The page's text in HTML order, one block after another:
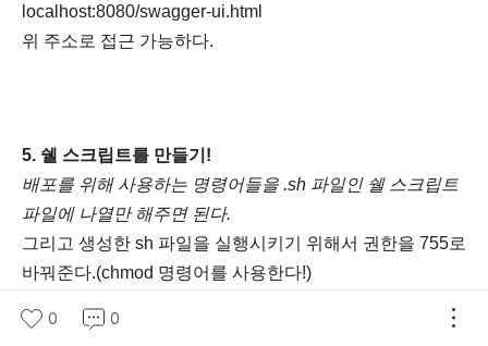
localhost:8080/swagger-ui.html
위 주소로 접근 가능하다.
5. 쉘 스크립트를 만들기!
배포를 위해 사용하는 명령어들을 .sh 파일인 쉘 스크립트
파일에 나열만 해주면 된다.
그리고 생성한 sh 파일을 실행시키기 위해서 권한을 755로
바꿔준다.(chmod 명령어를 사용한다!)
vi deploy.sh
0 0